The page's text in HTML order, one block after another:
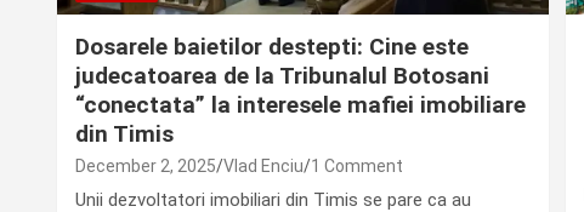
Dosarele baietilor destepti: Cine este
judecatoarea de la Tribunalul Botosani
“conectata” la interesele mafiei imobiliare
din Timis
December 2, 2025 Vlad Enciu 1 Comment
Unii dezvoltatori imobiliari din Timis se pare ca au